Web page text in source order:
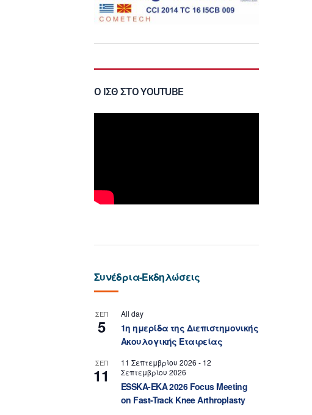
Ο ΙΣΘ ΣΤΟ YOUTUBE
Συνέδρια-Εκδηλώσεις
ΣΕΠ
5
All day
1η ημερίδα της Διεπιστημονικής
Ακουλογικής Εταιρείας
ΣΕΠ
11
11 Σεπτεμβρίου 2026 - 12
Σεπτεμβρίου 2026
ESSKA-EKA 2026 Focus Meeting
on Fast-Track Knee Arthroplasty